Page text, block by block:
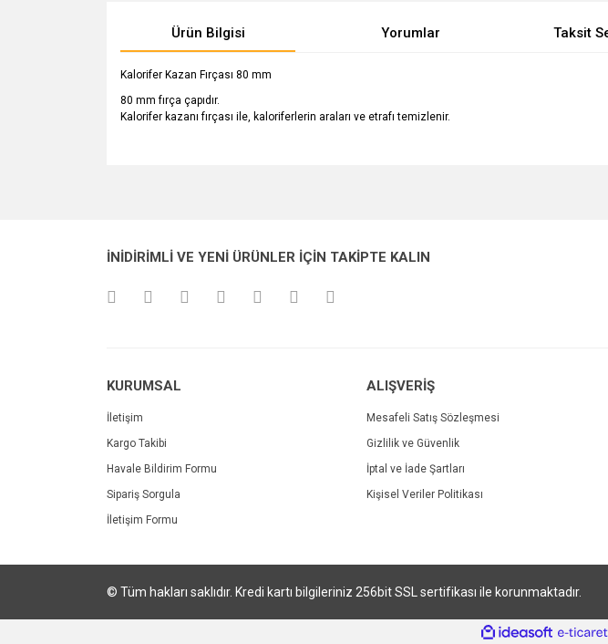
Ürün Bilgisi Yorumlar Taksit
Kalorifer Kazan Fırçası 80 mm
80 mm fırça çapıdır.
Kalorifer kazanı fırçası ile, kaloriferlerin araları ve etrafı temizlenir.
Ürün açıklamasında eksik bilgiler bulunuyor.
İNİDİRİMLİ VE YENİ ÜRÜNLER İÇİN TAKİPTE KALIN
KURUMSAL
İletişim
Kargo Takibi
Havale Bildirim Formu
Sipariş Sorgula
İletişim Formu
ALIŞVERİŞ
Mesafeli Satış Sözleşmesi
Gizlilik ve Güvenlik
İptal ve İade Şartları
Kişisel Veriler Politikası
© Tüm hakları saklıdır. Kredi kartı bilgileriniz 256bit SSL sertifikası ile korunmaktadır.
ideasoft